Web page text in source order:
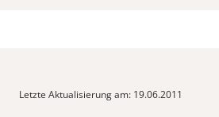
Letzte Aktualisierung am: 19.06.2011